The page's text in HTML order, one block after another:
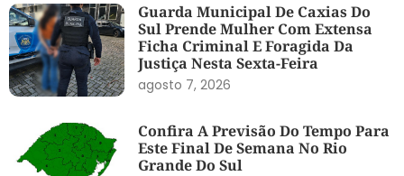
Guarda Municipal De Caxias Do
Sul Prende Mulher Com Extensa
Ficha Criminal E Foragida Da
Justiça Nesta Sexta-Feira
agosto 7, 2026
Confira A Previsão Do Tempo Para
Este Final De Semana No Rio
Grande Do Sul